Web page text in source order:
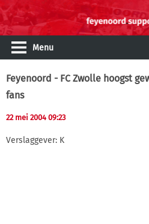
Menu
Feyenoord - FC Zwolle hoogst
fans
22 mei 2004 09:23
Verslaggever: K